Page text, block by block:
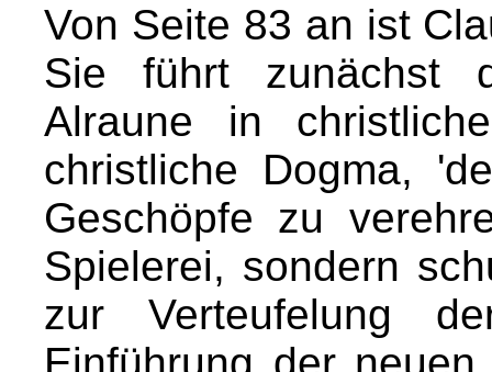
Von Seite 83 an ist
Sie führt zunächst
Alraune in
christliche Dogma,
Geschöpfe zu
Spielerei, sondern
zur Verteufelung